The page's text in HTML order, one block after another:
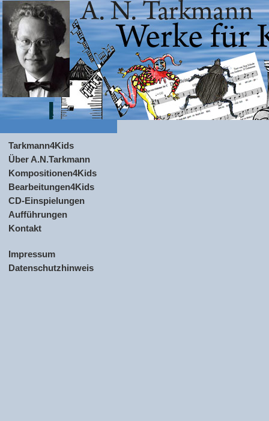
Tarkmann4Kids
Über A.N.Tarkmann
Kompositionen4Kids
Bearbeitungen4Kids
CD-Einspielungen
Aufführungen
Kontakt
Impressum
Datenschutzhinweis